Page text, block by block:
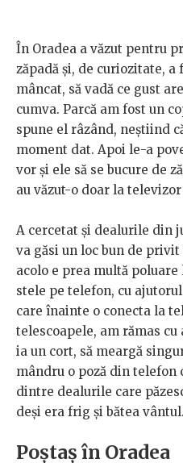
În Oradea a văzut pentru
zăpadă și, de curiozitate, a
mâncat, să vadă ce gust
cumva. Parcă am fost un
spune el râzând, neștiind
moment dat. Apoi le-a
vor și ele să se bucure de
au văzut-o doar la
A cercetat și dealurile din
va găsi un loc bun de privit
acolo e prea multă
stele pe telefon, cu
care înainte o conecta la
telescoapele, am rămas
ia un cort, să meargă
mândru o poză din telefon
dintre dealurile care
deși era frig și bătea
Poștaș în Oradea